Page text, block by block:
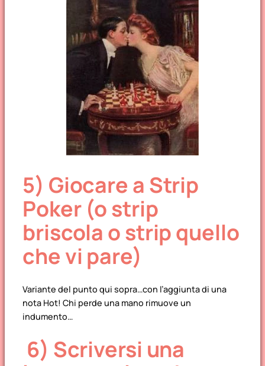
5) Giocare a Strip
Poker (o strip
briscola o strip quello
che vi pare)
Variante del punto qui sopra…con l’aggiunta di una
nota Hot! Chi perde una mano rimuove un
indumento…
6) Scriversi una